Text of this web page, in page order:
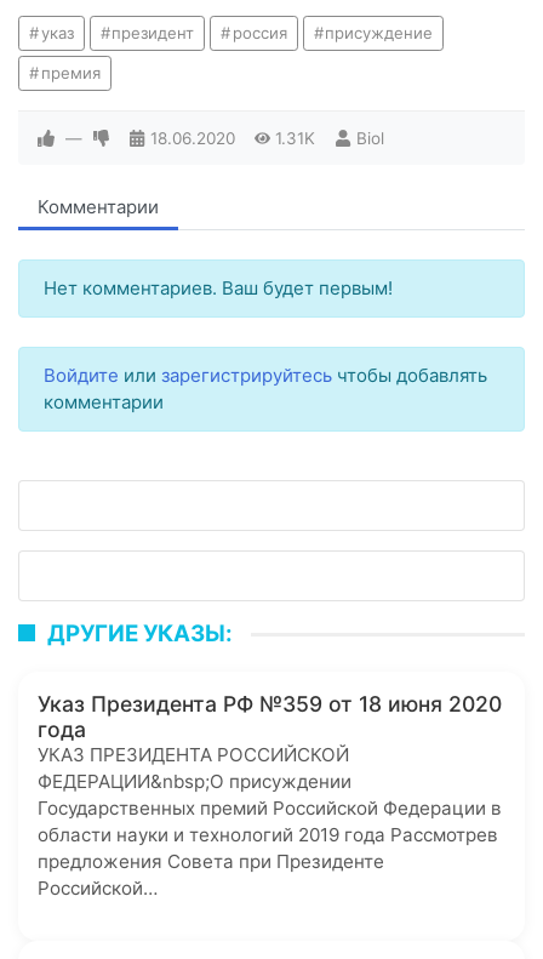
указ президент россия присуждение
премия
— 18.06.2020 1.31K Biol
Комментарии
Нет комментариев. Ваш будет первым!
Войдите или зарегистрируйтесь чтобы добавлять
комментарии
ДРУГИЕ УКАЗЫ:
Указ Президента РФ №359 от 18 июня 2020
года
УКАЗ ПРЕЗИДЕНТА РОССИЙСКОЙ
ФЕДЕРАЦИИ&nbsp;О присуждении
Государственных премий Российской Федерации в
области науки и технологий 2019 года Рассмотрев
предложения Совета при Президенте
Российской…